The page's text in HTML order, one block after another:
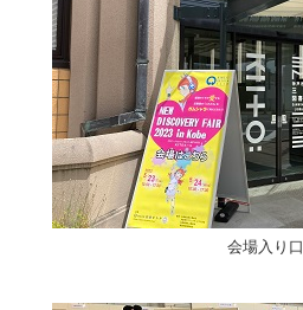
会場入り口